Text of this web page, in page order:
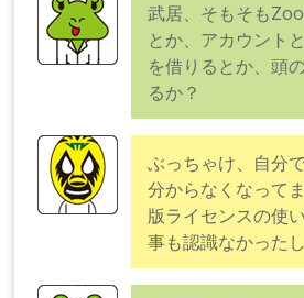
武居、そもそも
とか、アカウント
を借りるとか、頭
るか？
ぶっちゃけ、自分
分からなくなって
版ライセンスの使
事も認識なかったし